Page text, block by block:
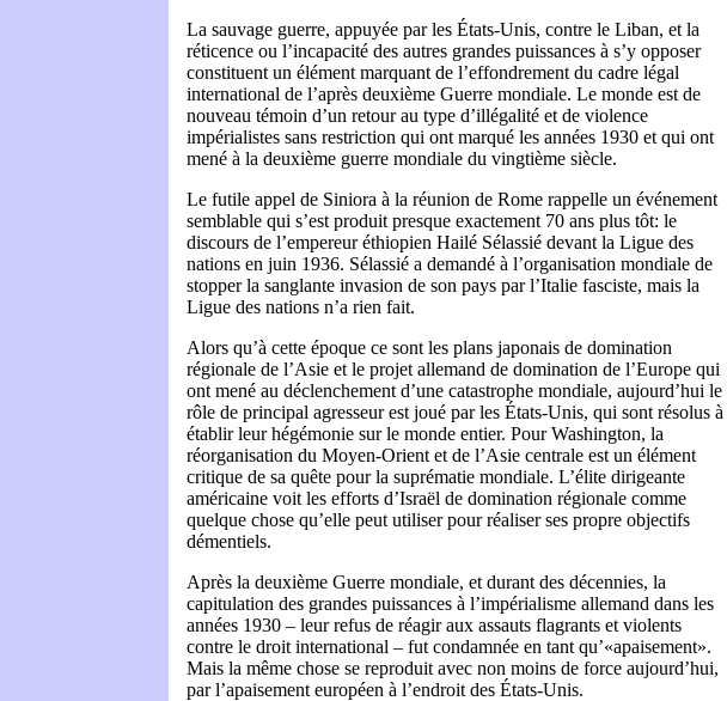
La sauvage guerre, appuyée par les États-Unis, contre le Liban, et la
réticence ou l’incapacité des autres grandes puissances à s’y opposer
constituent un élément marquant de l’effondrement du cadre légal
international de l’après deuxième Guerre mondiale. Le monde est de
nouveau témoin d’un retour au type d’illégalité et de violence
impérialistes sans restriction qui ont marqué les années 1930 et qui ont
mené à la deuxième guerre mondiale du vingtième siècle.
Le futile appel de Siniora à la réunion de Rome rappelle un événement
semblable qui s’est produit presque exactement 70 ans plus tôt: le
discours de l’empereur éthiopien Hailé Sélassié devant la Ligue des
nations en juin 1936. Sélassié a demandé à l’organisation mondiale de
stopper la sanglante invasion de son pays par l’Italie fasciste, mais la
Ligue des nations n’a rien fait.
Alors qu’à cette époque ce sont les plans japonais de domination
régionale de l’Asie et le projet allemand de domination de l’Europe qui
ont mené au déclenchement d’une catastrophe mondiale, aujourd’hui le
rôle de principal agresseur est joué par les États-Unis, qui sont résolus à
établir leur hégémonie sur le monde entier. Pour Washington, la
réorganisation du Moyen-Orient et de l’Asie centrale est un élément
critique de sa quête pour la suprématie mondiale. L’élite dirigeante
américaine voit les efforts d’Israël de domination régionale comme
quelque chose qu’elle peut utiliser pour réaliser ses propre objectifs
démentiels.
Après la deuxième Guerre mondiale, et durant des décennies, la
capitulation des grandes puissances à l’impérialisme allemand dans les
années 1930 – leur refus de réagir aux assauts flagrants et violents
contre le droit international – fut condamnée en tant qu’«apaisement».
Mais la même chose se reproduit avec non moins de force aujourd’hui,
par l’apaisement européen à l’endroit des États-Unis.